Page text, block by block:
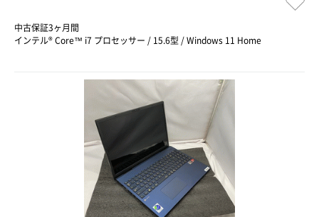
中古保証3ヶ月間
インテル® Core™ i7 プロセッサー / 15.6型 / Windows 11 Home